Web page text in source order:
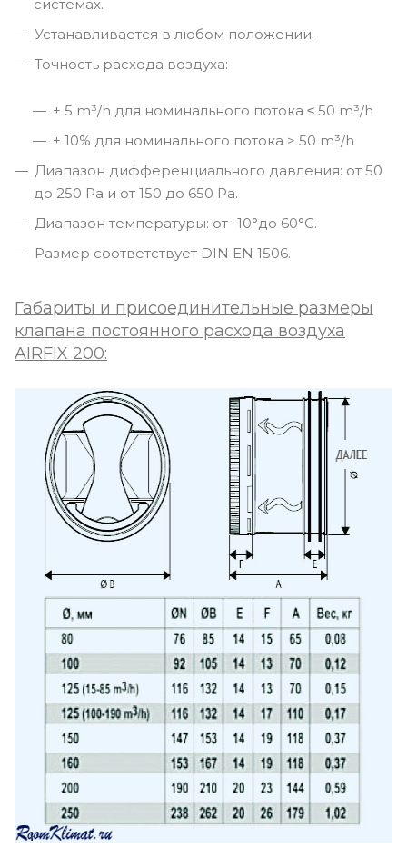
системах.
Устанавливается в любом положении.
Точность расхода воздуха:
± 5 m³/h для номинального потока ≤ 50 m³/h
± 10% для номинального потока > 50 m³/h
Диапазон дифференциального давления: от 50
до 250 Pa и от 150 до 650 Pa.
Диапазон температуры: от -10°до 60°С.
Размер соответствует DIN EN 1506.
Габариты и присоединительные размеры
клапана постоянного расхода воздуха
AIRFIX 200: